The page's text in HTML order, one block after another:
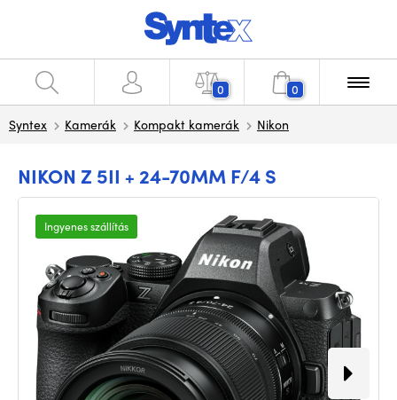
0 0
Syntex Kamerák Kompakt kamerák Nikon
NIKON Z 5II + 24-70MM F/4 S
Ingyenes szállítás